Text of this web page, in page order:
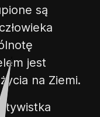
są
jest
na Ziemi.